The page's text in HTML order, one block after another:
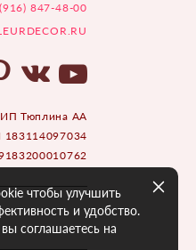
847-48-00
ИП Тюплина АА
чтобы улучшить
и удобство.
соглашаетесь на